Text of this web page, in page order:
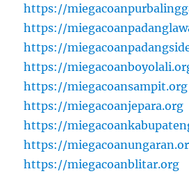
https://
https://
https://
https://
https://miegacoansampit.org
https://miegacoanjepara.org
https://
https://
https://miegacoanblitar.org